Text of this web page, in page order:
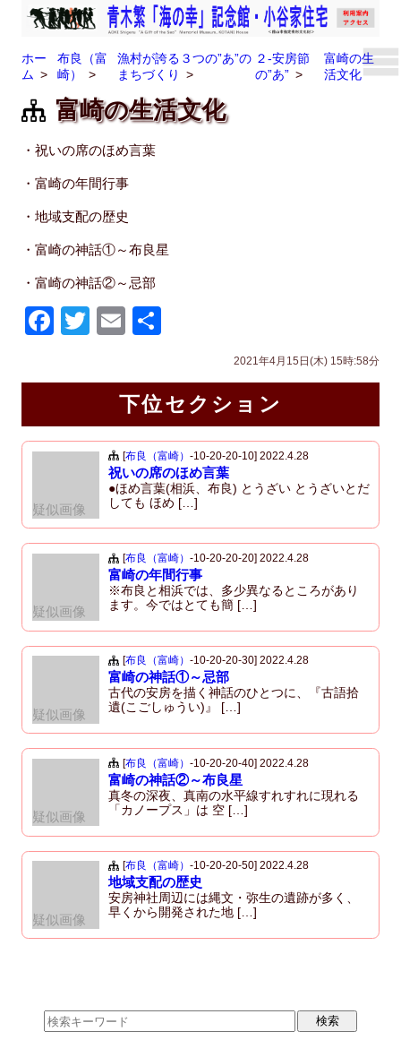
ホー
ム
布良（富
崎）
漁村が誇る３つの”あ”の
まちづくり
２-安房節
の”あ”
富崎の生
活文化
富崎の生活文化
・祝いの席のほめ言葉
・富崎の年間行事
・地域支配の歴史
・富崎の神話①～布良星
・富崎の神話②～忌部
F
c
b
k
T
tt
E
ail
2021年4月15日(木) 15時:58分
下位セクション
疑似画像
[布良（富崎）-10-20-20-10] 2022.4.28
祝いの席のほめ言葉
●ほめ言葉(相浜、布良) とうざい とうざいとだ
しても ほめ […]
疑似画像
[布良（富崎）-10-20-20-20] 2022.4.28
富崎の年間行事
※布良と相浜では、多少異なるところがあり
ます。今ではとても簡 […]
疑似画像
[布良（富崎）-10-20-20-30] 2022.4.28
富崎の神話①～忌部
古代の安房を描く神話のひとつに、『古語拾
遺(こごしゅうい)』 […]
疑似画像
[布良（富崎）-10-20-20-40] 2022.4.28
富崎の神話②～布良星
真冬の深夜、真南の水平線すれすれに現れる
「カノープス」は 空 […]
疑似画像
[布良（富崎）-10-20-20-50] 2022.4.28
地域支配の歴史
安房神社周辺には縄文・弥生の遺跡が多く、
早くから開発された地 […]